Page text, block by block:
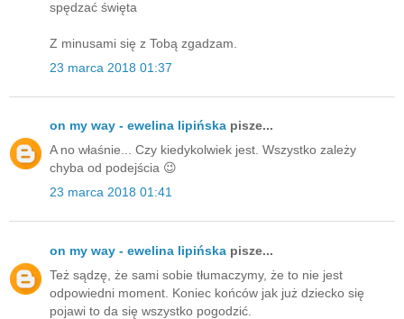
spędzać święta
Z minusami się z Tobą zgadzam.
23 marca 2018 01:37
on my way - ewelina lipińska pisze...
A no właśnie... Czy kiedykolwiek jest. Wszystko zależy
chyba od podejścia 😉
23 marca 2018 01:41
on my way - ewelina lipińska pisze...
Też sądzę, że sami sobie tłumaczymy, że to nie jest
odpowiedni moment. Koniec końców jak już dziecko się
pojawi to da się wszystko pogodzić.